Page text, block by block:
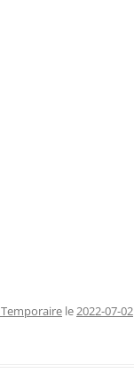
le2022-07-02